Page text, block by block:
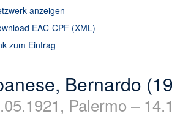
anzeigen
EAC-CPF (XML)
zum Eintrag
Bernardo
Palermo –